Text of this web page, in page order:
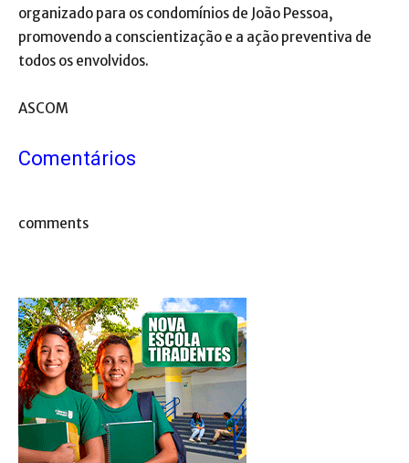
organizado para os condomínios de João Pessoa,
promovendo a conscientização e a ação preventiva de
todos os envolvidos.
ASCOM
Comentários
comments